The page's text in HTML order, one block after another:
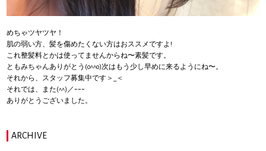
めちゃツヤツヤ！
肌の弱い方、髪を傷めたくない方はおススメですよ!
これ整髪料とかは使ってませんからね〜素髪です。
ともみちゃんありがとう(o^^o)次はもう少し早めに来るようにね〜。
それから、スタッフ募集中です＞_＜
それでは、また(^^)／~~~
ありがとうございました。
ARCHIVE